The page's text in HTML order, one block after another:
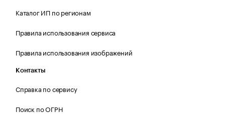
Каталог ИП по регионам
Правила использования сервиса
Правила использования изображений
Контакты
Справка по сервису
Поиск по ОГРН